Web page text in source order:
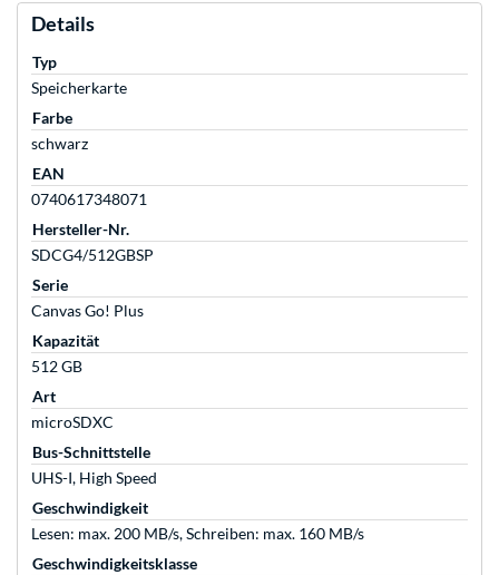
Details
Typ
Speicherkarte
Farbe
schwarz
EAN
0740617348071
Hersteller-Nr.
SDCG4/512GBSP
Serie
Canvas Go! Plus
Kapazität
512 GB
Art
microSDXC
Bus-Schnittstelle
UHS-I, High Speed
Geschwindigkeit
Lesen: max. 200 MB/s, Schreiben: max. 160 MB/s
Geschwindigkeitsklasse